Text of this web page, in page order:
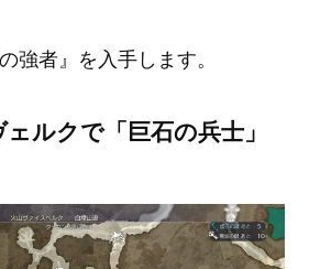
強者』を入手します。
ルクで「巨石の兵士」